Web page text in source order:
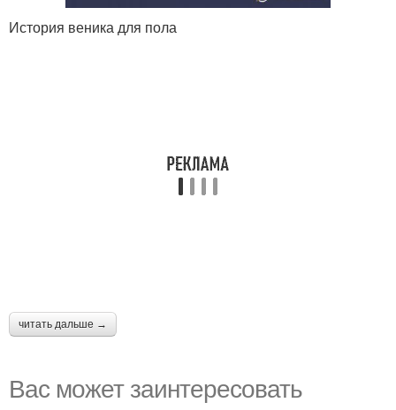
История веника для пола
читать дальше →
Вас может заинтересовать